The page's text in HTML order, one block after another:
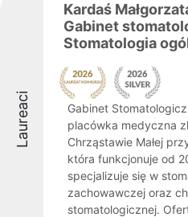
Laureaci
Kardaś
Gabinet
Stomatologia
Gabinet
placówka medyczna
Chrząstawie Małej
która funkcjonuje od
specjalizuje się w
zachowawczej oraz
stomatologicznej.